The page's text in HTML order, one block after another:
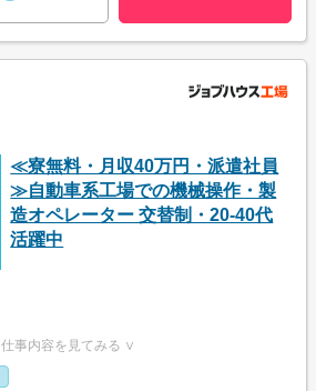
≪寮無料・月収40万円・派遣社員
≫自動車系工場での機械操作・製
造オペレーター 交替制・20-40代
活躍中
仕事内容を見てみる ∨